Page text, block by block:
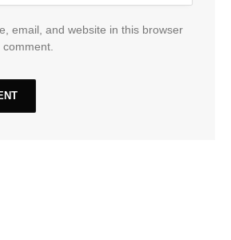
email, and website in this browser